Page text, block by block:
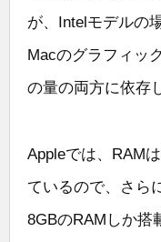
が、Intelモデルの
Macのグラフィッ
の量の両方に依存
Appleでは、RAM
ているので、さら
8GBのRAMしか搭